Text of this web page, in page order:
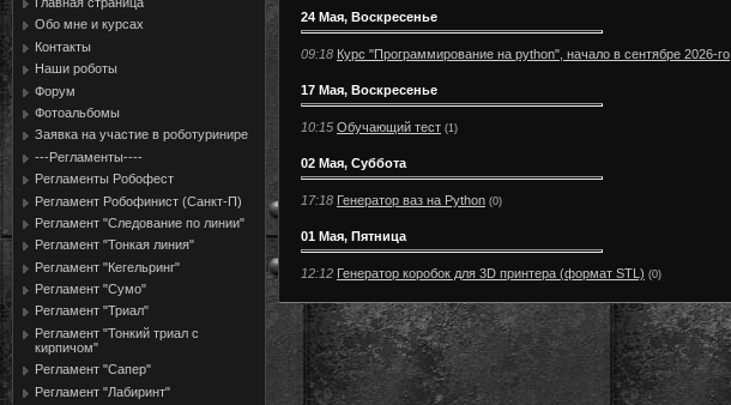
Обо мне и курсах
Контакты
Наши роботы
Форум
Фотоальбомы
Заявка на участие в роботуринире
---Регламенты----
Регламенты Робофест
Регламент Робофинист (Санкт-П)
Регламент "Следование по линии"
Регламент "Тонкая линия"
Регламент "Кегельринг"
Регламент "Сумо"
Регламент "Триал"
Регламент "Тонкий триал с
кирпичом"
Регламент "Сапер"
Регламент "Лабиринт"
24 Мая, Воскресенье
09:18 Курс "Программирование на python", начало в сентябре 2026-го
17 Мая, Воскресенье
10:15 Обучающий тест (1)
02 Мая, Суббота
17:18 Генератор ваз на Python (0)
01 Мая, Пятница
12:12 Генератор коробок для 3D принтера (формат STL) (0)